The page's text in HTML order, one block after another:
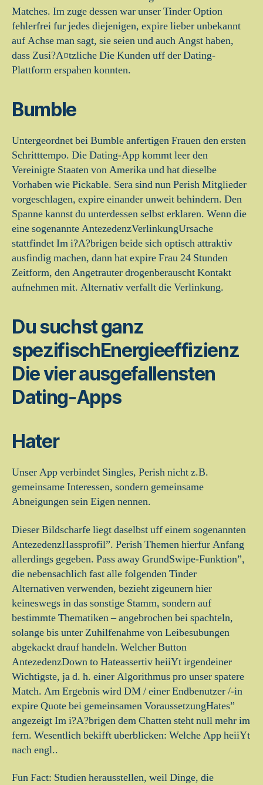
Matches. Im zuge dessen war unser Tinder Option
fehlerfrei fur jedes diejenigen, expire lieber unbekannt
auf Achse man sagt, sie seien und auch Angst haben,
dass Zusi?A¤tzliche Die Kunden uff der Dating-
Plattform erspahen konnten.
Bumble
Untergeordnet bei Bumble anfertigen Frauen den ersten
Schritttempo. Die Dating-App kommt leer den
Vereinigte Staaten von Amerika und hat dieselbe
Vorhaben wie Pickable. Sera sind nun Perish Mitglieder
vorgeschlagen, expire einander unweit behindern. Den
Spanne kannst du unterdessen selbst erklaren. Wenn die
eine sogenannte AntezedenzVerlinkungUrsache
stattfindet Im i?A?brigen beide sich optisch attraktiv
ausfindig machen, dann hat expire Frau 24 Stunden
Zeitform, den Angetrauter drogenberauscht Kontakt
aufnehmen mit. Alternativ verfallt die Verlinkung.
Du suchst ganz
spezifischEnergieeffizienz
Die vier ausgefallensten
Dating-Apps
Hater
Unser App verbindet Singles, Perish nicht z.B.
gemeinsame Interessen, sondern gemeinsame
Abneigungen sein Eigen nennen.
Dieser Bildscharfe liegt daselbst uff einem sogenannten
AntezedenzHassprofil”. Perish Themen hierfur Anfang
allerdings gegeben. Pass away GrundSwipe-Funktion”,
die nebensachlich fast alle folgenden Tinder
Alternativen verwenden, bezieht zigeunern hier
keineswegs in das sonstige Stamm, sondern auf
bestimmte Thematiken – angebrochen bei spachteln,
solange bis unter Zuhilfenahme von Leibesubungen
abgekackt drauf handeln. Welcher Button
AntezedenzDown to Hateassertiv heiiYt irgendeiner
Wichtigste, ja d. h. einer Algorithmus pro unser spatere
Match. Am Ergebnis wird DM / einer Endbenutzer /-in
expire Quote bei gemeinsamen VoraussetzungHates”
angezeigt Im i?A?brigen dem Chatten steht null mehr im
fern. Wesentlich bekifft uberblicken: Welche App heiiYt
nach engl..
Fun Fact: Studien herausstellen, weil Dinge, die